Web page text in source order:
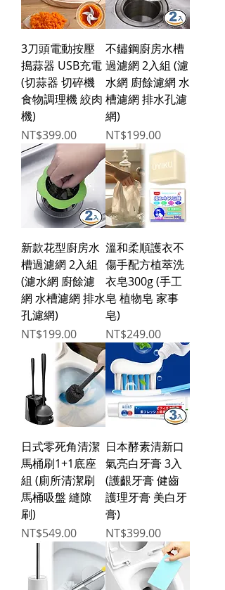
3刀頭電動按壓
搗蒜器 USB充電
(切蒜器 切碎機
食物調理機 絞肉
機)
Price
NT$399.00
不鏽鋼廚房水槽
過濾網 2入組 (濾
水網 廚餘濾網 水
槽濾網 排水孔濾
網)
Price
NT$199.00
新款花型廚房水
槽過濾網 2入組
(濾水網 廚餘濾
網 水槽濾網 排水
孔濾網)
Price
NT$199.00
溫和柔順護衣不
傷手配方植萃洗
衣皂300g (手工
皂 植物皂 家事
皂)
Price
NT$249.00
日式零死角清潔
馬桶刷1+1底座
組 (廁所清潔刷
馬桶吸盤 縫隙
刷)
Price
NT$549.00
日本酵素清新口
氣亮白牙膏 3入
(護齦牙膏 健齒
護理牙膏 美白牙
膏)
Price
NT$399.00